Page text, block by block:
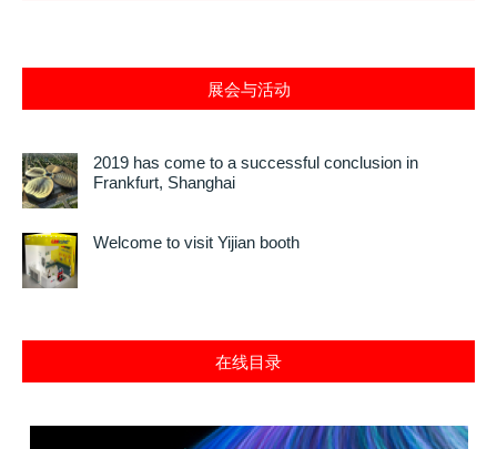
展会与活动
2019 has come to a successful conclusion in
Frankfurt, Shanghai
Welcome to visit Yijian booth
在线目录